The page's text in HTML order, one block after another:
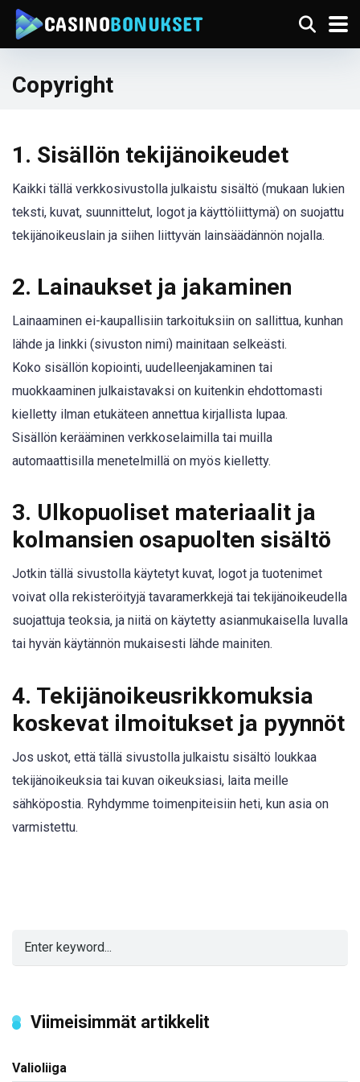
Copyright
1. Sisällön tekijänoikeudet
Kaikki tällä verkkosivustolla julkaistu sisältö (mukaan lukien
teksti, kuvat, suunnittelut, logot ja käyttöliittymä) on suojattu
tekijänoikeuslain ja siihen liittyvän lainsäädännön nojalla.
2. Lainaukset ja jakaminen
Lainaaminen ei-kaupallisiin tarkoituksiin on sallittua, kunhan
lähde ja linkki (sivuston nimi) mainitaan selkeästi.
Koko sisällön kopiointi, uudelleenjakaminen tai
muokkaaminen julkaistavaksi on kuitenkin ehdottomasti
kielletty ilman etukäteen annettua kirjallista lupaa.
Sisällön kerääminen verkkoselaimilla tai muilla
automaattisilla menetelmillä on myös kielletty.
3. Ulkopuoliset materiaalit ja
kolmansien osapuolten sisältö
Jotkin tällä sivustolla käytetyt kuvat, logot ja tuotenimet
voivat olla rekisteröityjä tavaramerkkejä tai tekijänoikeudella
suojattuja teoksia, ja niitä on käytetty asianmukaisella luvalla
tai hyvän käytännön mukaisesti lähde mainiten.
4. Tekijänoikeusrikkomuksia
koskevat ilmoitukset ja pyynnöt
Jos uskot, että tällä sivustolla julkaistu sisältö loukkaa
tekijänoikeuksia tai kuvan oikeuksiasi, laita meille
sähköpostia. Ryhdymme toimenpiteisiin heti, kun asia on
varmistettu.
Viimeisimmät artikkelit
Valioliiga